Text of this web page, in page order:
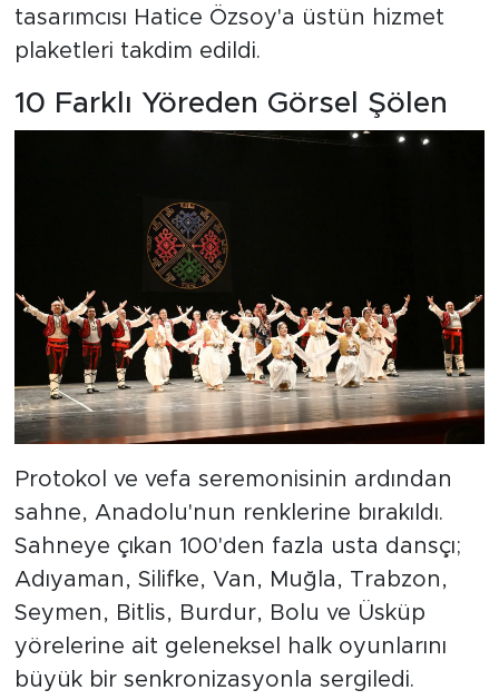
tasarımcısı Hatice Özsoy'a üstün hizmet
plaketleri takdim edildi.
10 Farklı Yöreden Görsel Şölen
Protokol ve vefa seremonisinin ardından
sahne, Anadolu'nun renklerine bırakıldı.
Sahneye çıkan 100'den fazla usta dansçı;
Adıyaman, Silifke, Van, Muğla, Trabzon,
Seymen, Bitlis, Burdur, Bolu ve Üsküp
yörelerine ait geleneksel halk oyunlarını
büyük bir senkronizasyonla sergiledi.